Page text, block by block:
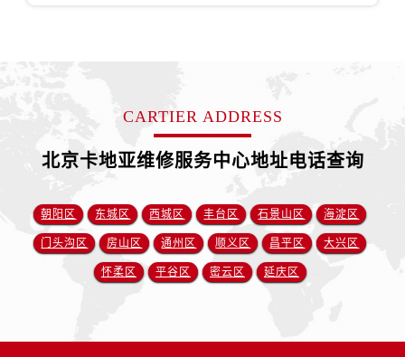
CARTIER ADDRESS
北京卡地亚维修服务中心地址电话查询
朝阳区 东城区 西城区 丰台区 石景山区 海淀区
门头沟区 房山区 通州区 顺义区 昌平区 大兴区
怀柔区 平谷区 密云区 延庆区